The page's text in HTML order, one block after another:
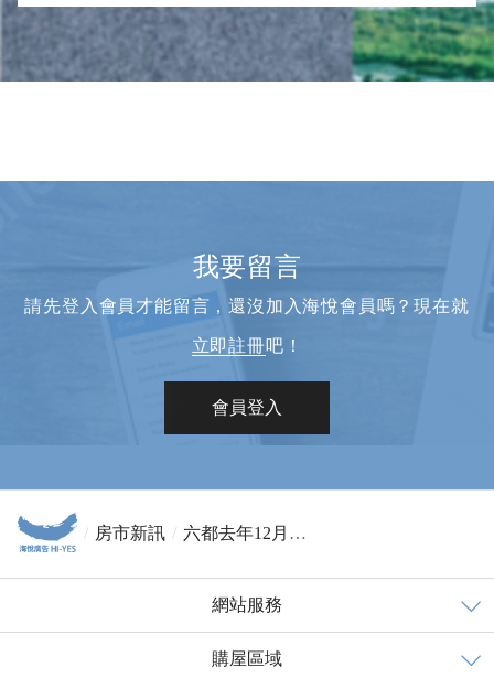
我要留言
請先登入會員才能留言，還沒加入海悅會員嗎？現在就
立即註冊吧！
會員登入
房市新訊 六都去年12月交易量 創6年新高
網站服務
購屋區域